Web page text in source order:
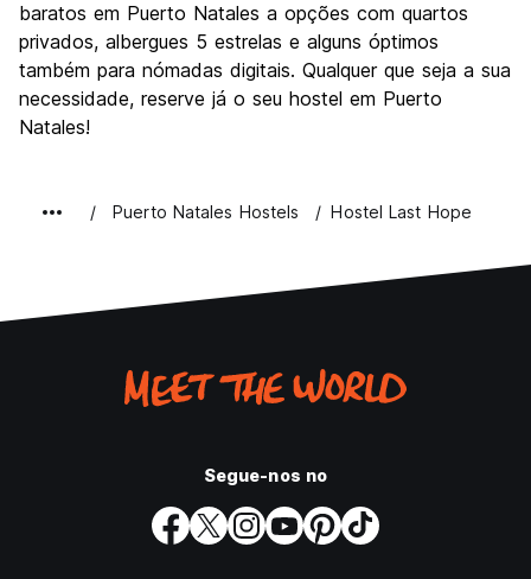
baratos em Puerto Natales a opções com quartos
privados, albergues 5 estrelas e alguns óptimos
também para nómadas digitais. Qualquer que seja a sua
necessidade, reserve já o seu hostel em Puerto
Natales!
Puerto Natales Hostels Hostel Last Hope
Segue-nos no